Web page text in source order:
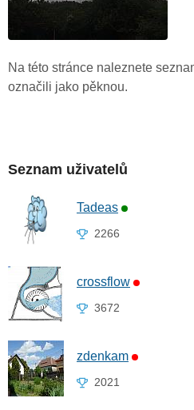
Na této stránce naleznete
označili jako pěknou.
Seznam uživatelů
Tadeas
2266
crossflow
3672
zdenkam
2021